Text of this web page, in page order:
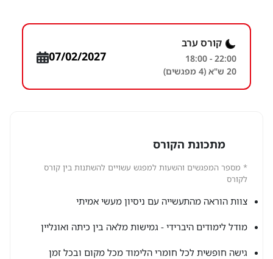
קורס ערב
18:00 - 22:00
20 ש"א (4 מפגשים)
07/02/2027
מתכונת הקורס
* מספר המפגשים והשעות למפגש עשויים להשתנות בין קורס
לקורס
צוות הוראה מהתעשייה עם ניסיון מעשי אמיתי
מודל לימודים היברידי - גמישות מלאה בין כיתה ואונליין
גישה חופשית לכל חומרי הלימוד מכל מקום ובכל זמן